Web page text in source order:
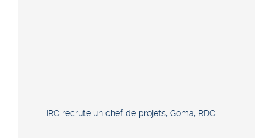
IRC recrute un chef de projets, Goma, RDC